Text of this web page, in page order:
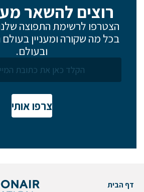
רוצים להשאר
הצטרפו לרשימת התפוצה
בכל מה שקורה ומעניין
ובעולם.
צרפו אותי
דף הבית